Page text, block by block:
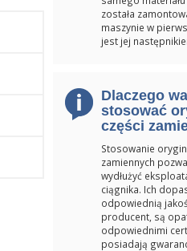
została
maszynie w
jest jej
Dlaczego
stosować
części
Stosowanie
zamiennych
wydłużyć
ciągnika. Ich
odpowiednią
producent, są
odpowiednimi
posiadają